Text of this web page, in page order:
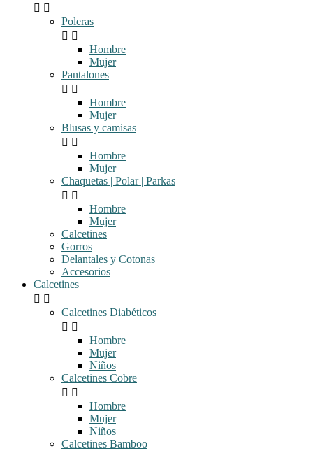
 
Poleras
 
Hombre
Mujer
Pantalones
 
Hombre
Mujer
Blusas y camisas
 
Hombre
Mujer
Chaquetas | Polar | Parkas
 
Hombre
Mujer
Calcetines
Gorros
Delantales y Cotonas
Accesorios
Calcetines
 
Calcetines Diabéticos
 
Hombre
Mujer
Niños
Calcetines Cobre
 
Hombre
Mujer
Niños
Calcetines Bamboo